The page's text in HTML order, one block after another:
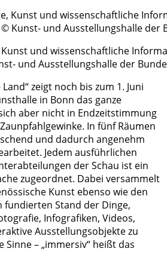
und wissenschaftliche
und Ausstellungshalle der
zeigt noch bis zum 1. Juni
in Bonn das ganze
aber nicht in Endzeitstimmung
In fünf Räumen
und dadurch angenehm
Jedem ausführlichen
der Schau ist ein
zugeordnet. Dabei versammelt
Kunst ebenso wie den
Stand der Dinge,
Infografiken, Videos,
Ausstellungsobjekte zu
Sinne – „immersiv“ heißt das